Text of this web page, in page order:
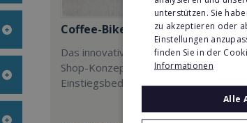
Coffee-Bike
Das innovative und mobile Coffee-
Shop-Konzept mit konkurrenzlosen
Einstiegsbedingungen.
unterstützen. Sie
zu akzeptieren oder
Einstellungen
finden Sie in der
Informationen
Alle